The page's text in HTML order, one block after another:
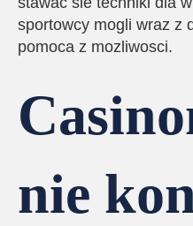
sportowcy mogli wraz z
pomoca z mozliwosci.
nie